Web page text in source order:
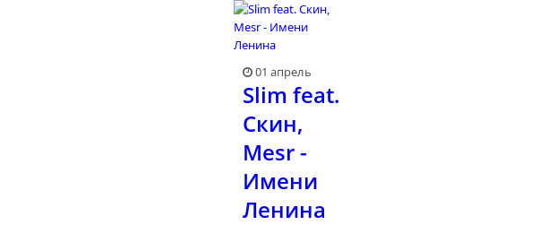
01 апрель
Slim feat.
Скин,
Mesr -
Имени
Ленина